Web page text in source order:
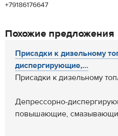
+79186176647
Похожие предложения
Присадки к дизельному
диспергирующие,...
Присадки к дизельному
Депрессорно-
повышающие,